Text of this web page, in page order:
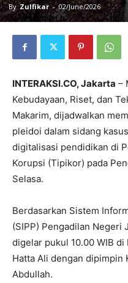
By Zulfikar - 02/June/2026
INTERAKSI.CO, Jakarta –
Kebudayaan, Riset, dan
Makarim, dijadwalkan
pleidoi dalam sidang
digitalisasi pendidikan di
Korupsi (Tipikor) pada
Selasa.
Berdasarkan Sistem
(SIPP) Pengadilan Negeri
digelar pukul 10.00 WIB di
Hatta Ali dengan dipimpin
Abdullah.